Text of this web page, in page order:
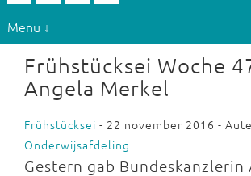
Menu ↓
Frühstücksei Woche
Angela Merkel
Frühstücksei - 22 november 2016 -
Onderwijsafdeling
Gestern gab Bundeskanzlerin